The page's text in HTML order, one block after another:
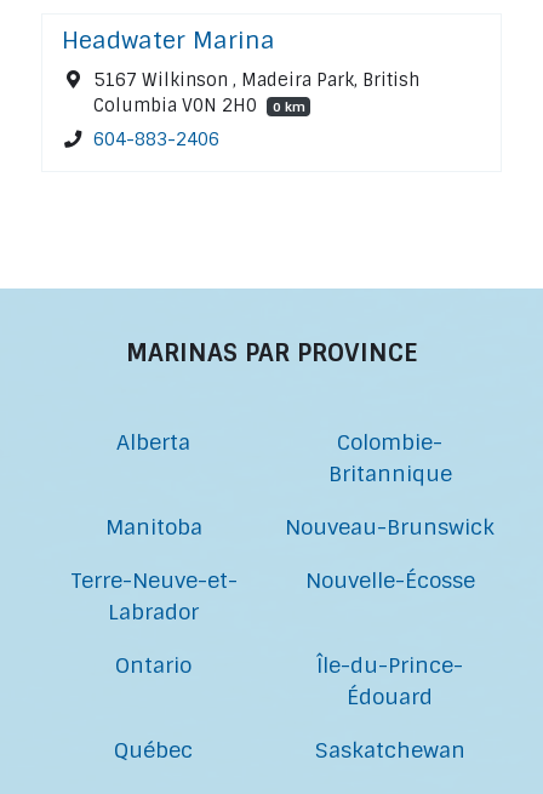
Headwater Marina
5167 Wilkinson , Madeira Park, British
Columbia V0N 2H0
0 km
604-883-2406
MARINAS PAR PROVINCE
Alberta
Colombie-
Britannique
Manitoba
Nouveau-Brunswick
Terre-Neuve-et-
Labrador
Nouvelle-Écosse
Ontario
Île-du-Prince-
Édouard
Québec
Saskatchewan